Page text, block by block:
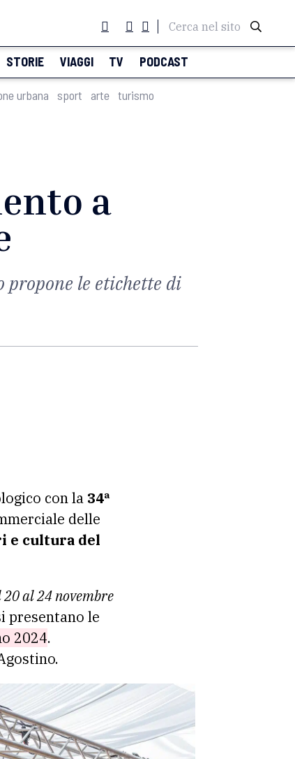
Cerca nel sito
STORIE VIAGGI TV PODCAST
urbana sport arte turismo
a
propone le etichette di
con la 34ª
delle
cultura del
al 24 novembre
presentano le
2024.